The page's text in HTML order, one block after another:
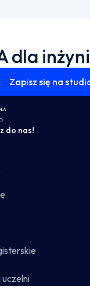
dla
Zapisz się na
do nas!
uczelni